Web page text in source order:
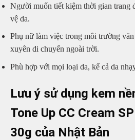
Người muốn tiết kiệm thời gian trang
vệ da.
Phụ nữ làm việc trong môi trường
xuyên di chuyển ngoài trời.
Phù hợp với mọi loại da, kể cả da
Lưu ý sử dụng kem
Tone Up CC Cream
30g của Nhật Bản